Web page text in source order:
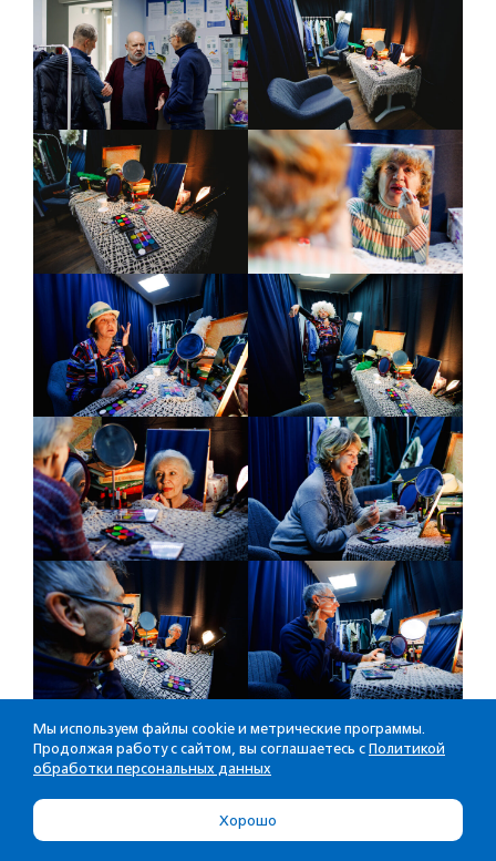
Мы используем файлы cookie и метрические программы.
Продолжая работу с сайтом, вы соглашаетесь с Политикой
обработки персональных данных
Хорошо